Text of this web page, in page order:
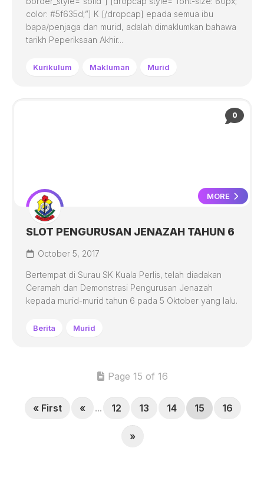
color: #5f635d;”] K [/dropcap] epada semua ibu
bapa/penjaga dan murid, adalah dimaklumkan bahawa
tarikh Peperiksaan Akhir...
Kurikulum Makluman Murid
0
MORE
SLOT PENGURUSAN JENAZAH TAHUN 6
October 5, 2017
Bertempat di Surau SK Kuala Perlis, telah diadakan
Ceramah dan Demonstrasi Pengurusan Jenazah
kepada murid-murid tahun 6 pada 5 Oktober yang lalu.
Berita Murid
Page 15 of 16
« First « ... 12 13 14 15 16
»